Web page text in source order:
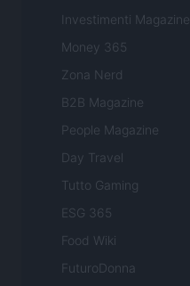
Investimenti Magazine
Money 365
Zona Nerd
B2B Magazine
People Magazine
Day Travel
Tutto Gaming
ESG 365
Food Wiki
FuturoDonna